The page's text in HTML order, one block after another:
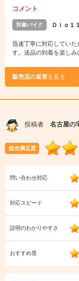
コメント
対象バイク Ｄｉｏ１
迅速丁寧に対応してい
す。送品の到着を楽しみ
販売店の返答を見る
投稿者 名古屋の
総合満足度
問い合わせ対応
対応スピード
説明のわかりやすさ
おすすめ度